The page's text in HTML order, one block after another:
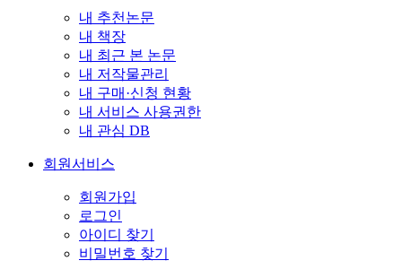
내 추천논문
내 책장
내 최근 본 논문
내 저작물관리
내 구매·신청 현황
내 서비스 사용권한
내 관심 DB
회원서비스
회원가입
로그인
아이디 찾기
비밀번호 찾기